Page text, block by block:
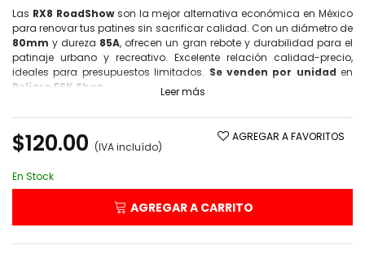
Las RX8 RoadShowson la mejor alternativa económica en México
para renovar tus patines sin sacrificar calidad. Con un diámetro de
80mm y dureza 85A, ofrecen un gran rebote y durabilidad para el
patinaje urbano y recreativo. Excelente relación calidad-precio,
ideales para presupuestos limitados. Se venden por unidad en
Peligro FSK Shop
Leer más
$120.00 (IVA incluído)
AGREGAR A FAVORITOS
En Stock
AGREGAR A CARRITO